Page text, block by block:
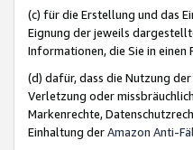
(c) für die Erstellung und das
Eignung der jeweils
Informationen, die Sie in
(d) dafür, dass die Nutzung
Verletzung oder
Markenrechte,
Einhaltung derAmazon Anti-